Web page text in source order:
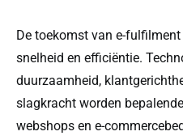
De toekomst van e-
snelheid en efficiëntie.
duurzaamheid,
slagkracht worden
webshops en e-